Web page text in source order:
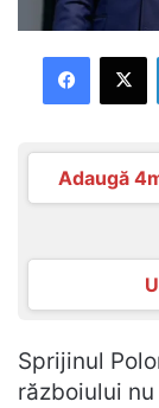
X
Adaugă
Sprijinul
războiului